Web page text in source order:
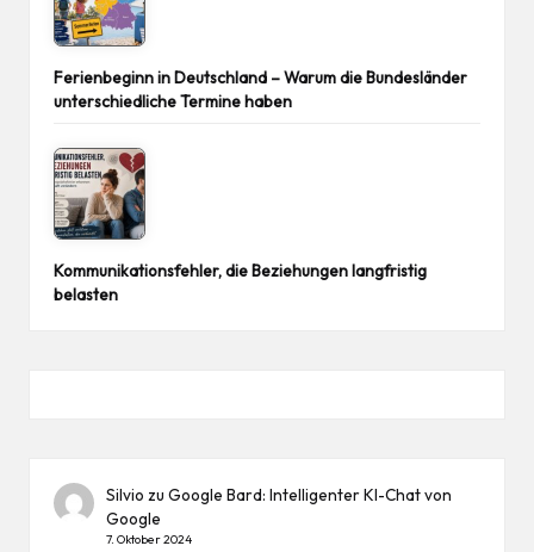
Ferienbeginn in Deutschland – Warum die Bundesländer
unterschiedliche Termine haben
Kommunikationsfehler, die Beziehungen langfristig
belasten
Silvio zuGoogle Bard: Intelligenter KI-Chat von
Google
7. Oktober 2024